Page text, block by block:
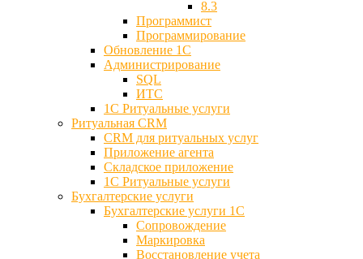
8.3
Программист
Программирование
Обновление 1С
Администрирование
SQL
ИТС
1С Ритуальные услуги
Ритуальная CRM
CRM для ритуальных услуг
Приложение агента
Складское приложение
1С Ритуальные услуги
Бухгалтерские услуги
Бухгалтерские услуги 1С
Сопровождение
Маркировка
Восстановление учета